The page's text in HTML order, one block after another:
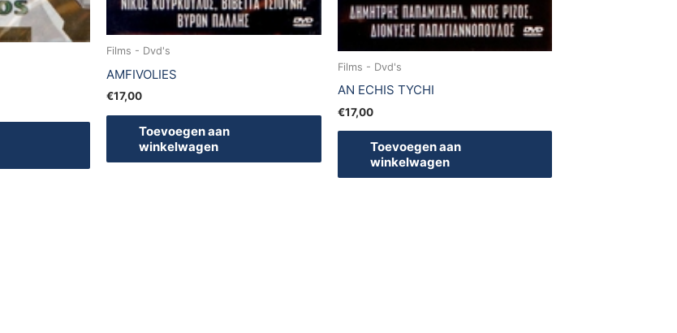
Films - Dvd's
AMFIVOLIES
€17,00
Toevoegen aan
winkelwagen
Films - Dvd's
AN ECHIS TYCHI
€17,00
Toevoegen aan
winkelwagen